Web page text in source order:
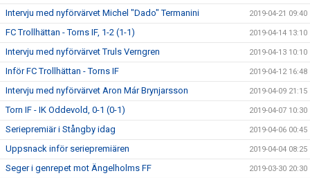
Intervju med nyförvärvet Michel "Dado" Termanini 2019-04-21 09:40
FC Trollhättan - Torns IF, 1-2 (1-1) 2019-04-14 13:10
Intervju med nyförvärvet Truls Verngren 2019-04-13 10:10
Inför FC Trollhättan - Torns IF 2019-04-12 16:48
Intervju med nyförvärvet Aron Már Brynjarsson 2019-04-09 21:15
Torn IF - IK Oddevold, 0-1 (0-1) 2019-04-07 10:30
Seriepremiär i Stångby idag 2019-04-06 00:45
Uppsnack inför seriepremiären 2019-04-04 08:25
Seger i genrepet mot Ängelholms FF 2019-03-30 20:30